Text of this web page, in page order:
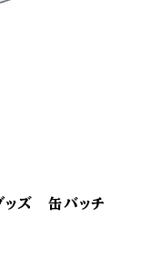
ッズ 缶バッチ